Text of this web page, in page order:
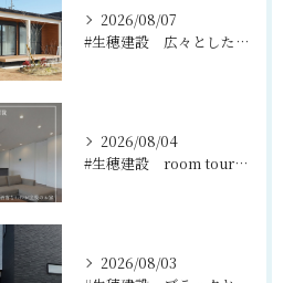
2026/08/07
#生穂建設 広々としたウッドデッキは、室内と庭を繋ぐ心地よい...
2026/08/04
#生穂建設 room tour🏠
2026/08/03